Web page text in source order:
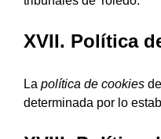
XVII. Política
La política de cookies
determinada por lo